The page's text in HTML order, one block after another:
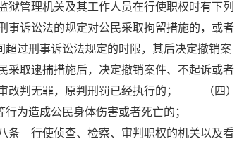
理机关及其工作人员在行使职权时有下列
诉讼法的规定对公民采取拘留措施的，或者
过刑事诉讼法规定的时限，其后决定撤销案
取逮捕措施后，决定撤销案件、不起诉或者
改判无罪，原判刑罚已经执行的； （四）
等行为造成公民身体伤害或者死亡的；
行使侦查、检察、审判职权的机关以及看